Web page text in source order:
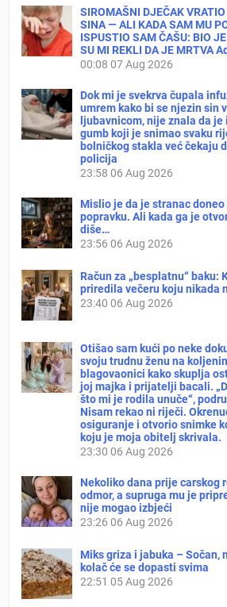
SIROMAŠNI DJEČAK
SINA — ALI KADA SAM MU
ISPUSTIO SAM ČAŠU: BIO
SU MI REKLI DA JE MRTVA
00:08 07 Aug 2026
Dok mi je svekrva čupala
umrem kako bi se njezin sin
ljubavnicom, nije znala da
gumb koji je snimao svaku
bolničkog stakla već čekaju
policija
23:58 06 Aug 2026
Mislio je da je stranac
popravku. Ali kada ga je
diše…
23:56 06 Aug 2026
Račun za „besplatnu“ baku:
priredila večeru koju nikada
23:40 06 Aug 2026
Otišao sam kući po neke
svoju trudnu ženu na
blagovaonici kako skuplja
joj majka i prijatelji bacali.
što mi je rodila unuče“,
Nisam rekao ni riječi.
osiguranje i otvorio snimke
koju je moja obitelj skrivala.
23:30 06 Aug 2026
Nekoliko dana prije carskog
odmor, a supruga mu je
nije mogao izbjeći
23:26 06 Aug 2026
Miks griza i jabuka – Sočan,
kolač će se dopasti svima
22:51 05 Aug 2026